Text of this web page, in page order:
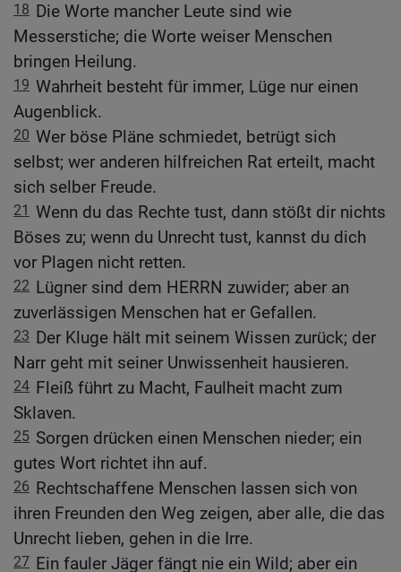
18 Die Worte mancher Leute sind wie
Messerstiche; die Worte weiser Menschen
bringen Heilung.
19 Wahrheit besteht für immer, Lüge nur einen
Augenblick.
20 Wer böse Pläne schmiedet, betrügt sich
selbst; wer anderen hilfreichen Rat erteilt, macht
sich selber Freude.
21 Wenn du das Rechte tust, dann stößt dir nichts
Böses zu; wenn du Unrecht tust, kannst du dich
vor Plagen nicht retten.
22 Lügner sind dem HERRN zuwider; aber an
zuverlässigen Menschen hat er Gefallen.
23 Der Kluge hält mit seinem Wissen zurück; der
Narr geht mit seiner Unwissenheit hausieren.
24 Fleiß führt zu Macht, Faulheit macht zum
Sklaven.
25 Sorgen drücken einen Menschen nieder; ein
gutes Wort richtet ihn auf.
26 Rechtschaffene Menschen lassen sich von
ihren Freunden den Weg zeigen, aber alle, die das
Unrecht lieben, gehen in die Irre.
27 Ein fauler Jäger fängt nie ein Wild; aber ein